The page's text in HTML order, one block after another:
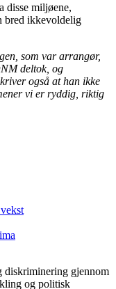
disse miljøene,
bred ikkevoldelig
som var arrangør,
deltok, og
også at han ikke
vi er ryddig, riktig
diskriminering gjennom
og politisk